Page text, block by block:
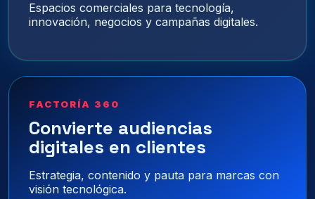
Espacios comerciales para tecnología,
innovación, negocios y campañas digitales.
FACTORÍA 360
Convierte audiencias
digitales en clientes
Estrategia, contenido y pauta para marcas con
visión tecnológica.